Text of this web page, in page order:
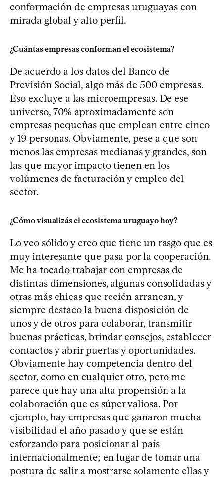
conformación de empresas uruguayas con
mirada global y alto perfil.
¿Cuántas empresas conforman el ecosistema?
De acuerdo a los datos del Banco de
Previsión Social, algo más de 500 empresas.
Eso excluye a las microempresas. De ese
universo, 70% aproximadamente son
empresas pequeñas que emplean entre cinco
y 19 personas. Obviamente, pese a que son
menos las empresas medianas y grandes, son
las que mayor impacto tienen en los
volúmenes de facturación y empleo del
sector.
¿Cómo visualizás el ecosistema uruguayo hoy?
Lo veo sólido y creo que tiene un rasgo que es
muy interesante que pasa por la cooperación.
Me ha tocado trabajar con empresas de
distintas dimensiones, algunas consolidadas y
otras más chicas que recién arrancan, y
siempre destaco la buena disposición de
unos y de otros para colaborar, transmitir
buenas prácticas, brindar consejos, establecer
contactos y abrir puertas y oportunidades.
Obviamente hay competencia dentro del
sector, como en cualquier otro, pero me
parece que hay una alta propensión a la
colaboración que es súper valiosa. Por
ejemplo, hay empresas que ganaron mucha
visibilidad el año pasado y que se están
esforzando para posicionar al país
internacionalmente; en lugar de tomar una
postura de salir a mostrarse solamente ellas y